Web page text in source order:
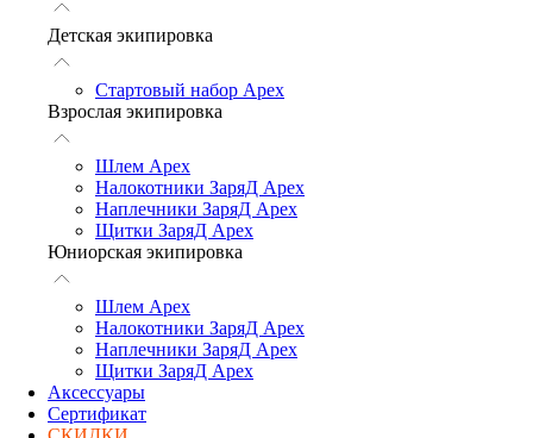
Детская экипировка
Стартовый набор Арех
Взрослая экипировка
Шлем Арех
Налокотники ЗаряД Apex
Наплечники ЗаряД Apex
Щитки ЗаряД Apex
Юниорская экипировка
Шлем Арех
Налокотники ЗаряД Apex
Наплечники ЗаряД Apex
Щитки ЗаряД Apex
Аксессуары
Сертификат